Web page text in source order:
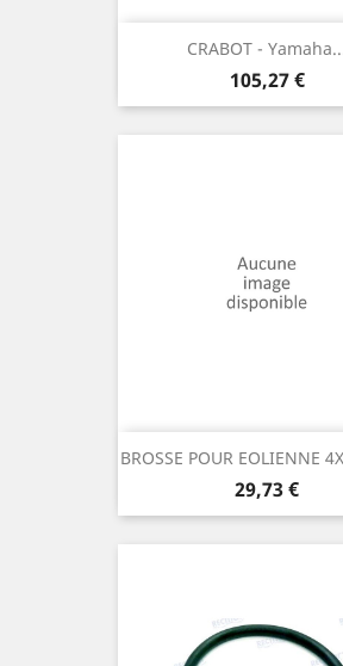
CRABOT -
Prix
105,27 €
BROSSE POUR EOLIENNE
Prix
29,73 €